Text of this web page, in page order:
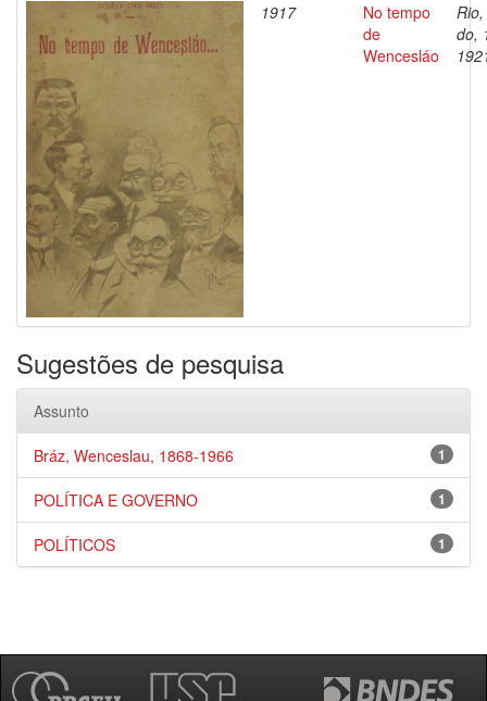
1917
No tempo
de
Wencesláo
do,
Sugestões de pesquisa
Assunto
1
Bráz, Wenceslau, 1868-1966
1
POLÍTICA E GOVERNO
1
POLÍTICOS